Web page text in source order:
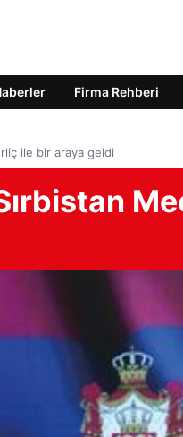
Firma Rehberi
ile bir araya geldi